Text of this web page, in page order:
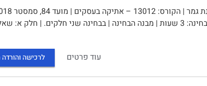
בתשרי תשע"ט, 8 באוקטובר 2018 | משך הבחינה: 3 שעות | מבנה הבחינה | בבחינה שני חלקים. | חלק א:
עוד פרטים
לרכישה והורדה